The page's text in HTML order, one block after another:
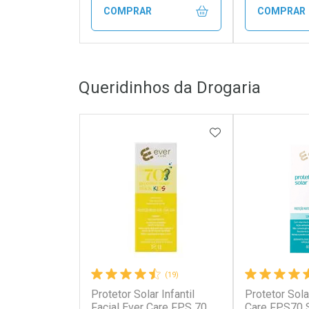
COMPRAR
Laboratório
Ativar Desconto
Por Menos
COMPRAR
Ativar
Por
Queridinhos da Drogaria
(19)
Protetor Solar Infantil
ADICIONAR AOS
Protetor